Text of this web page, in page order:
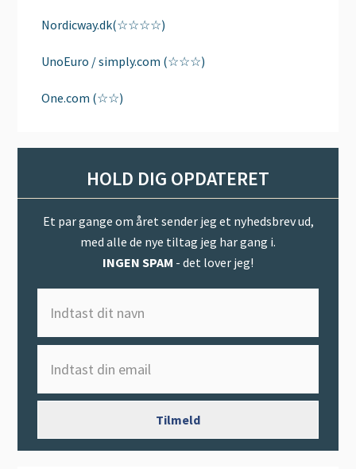
Nordicway.dk(☆☆☆☆)
UnoEuro / simply.com (☆☆☆)
One.com (☆☆)
HOLD DIG OPDATERET
Et par gange om året sender jeg et nyhedsbrev ud,
med alle de nye tiltag jeg har gang i.
INGEN SPAM - det lover jeg!